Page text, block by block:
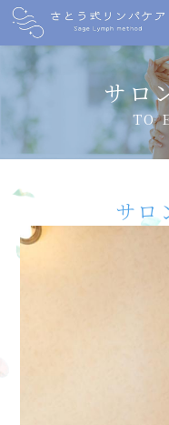
サロ
TO
サ